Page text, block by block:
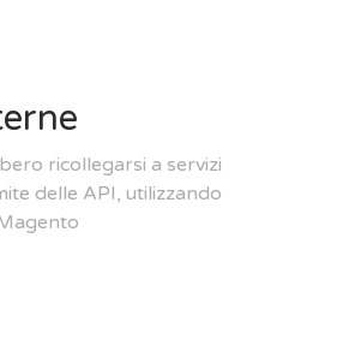
ricollegarsi a servizi
delle API, utilizzando